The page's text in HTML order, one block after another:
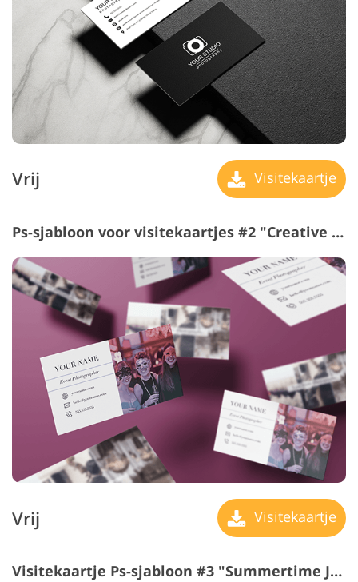
Vrij Visitekaartje
Ps-sjabloon voor visitekaartjes #2 "Creative Search"
Vrij Visitekaartje
Visitekaartje Ps-sjabloon #3 "Summertime Joys"